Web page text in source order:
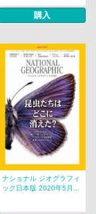
購入
ナショナル ジオグラフィ
ック日本版 2020年5月...